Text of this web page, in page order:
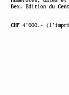
Bex. Edition du
CHF 4’000.-